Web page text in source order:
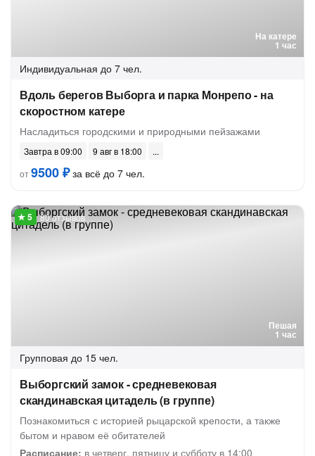
На катере
1 час
Индивидуальная до 7 чел.
Вдоль берегов Выборга и парка Монрепо - на
скоростном катере
Насладиться городскими и природными пейзажами
Завтра в 09:00
9 авг в 18:00
от9500 ₽за всё до 7 чел.
Пешая
1 час
80 отзывов
Групповая до 15 чел.
Выборгский замок - средневековая
скандинавская цитадель (в группе)
Познакомиться с историей рыцарской крепости, а также
бытом и нравом её обитателей
Расписание: в четверг, пятницу и субботу в 14:00